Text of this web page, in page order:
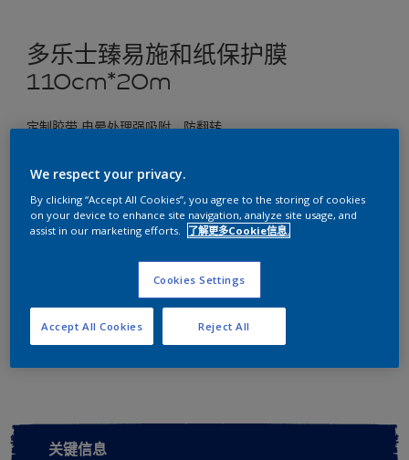
多乐士臻易施和纸保护膜
110cm*20m
定制胶带 电晕处理强吸附、防翻转
110cm*20m
数量
添加到工作区 查找店铺
关键信息
We respect your privacy.
By clicking “Accept All Cookies”, you agree to the storing of cookies
on your device to enhance site navigation, analyze site usage, and
assist in our marketing efforts.
了解更多Cookie信息.
Cookies Settings
Reject All
Accept All Cookies